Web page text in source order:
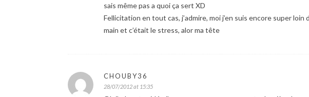
sais même pas a quoi ça sert XD
Fellicitation en tout cas, j’admire, moi j’en suis encore super
main et c’était le stress, alor ma tête
CHOUBY36
28/07/2012 at 15:35